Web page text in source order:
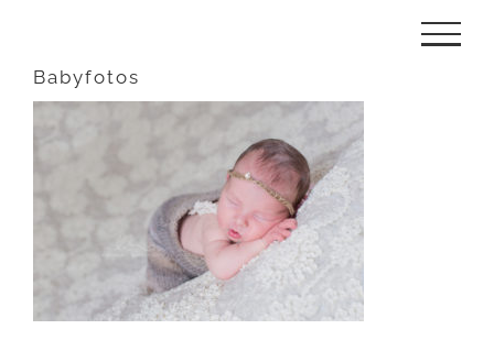
springen
Babyfotos